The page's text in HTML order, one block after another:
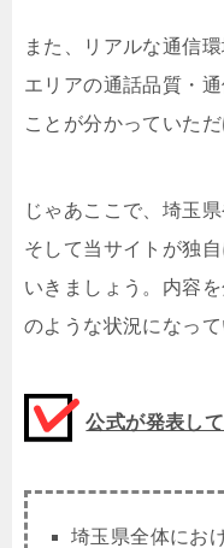
また、リアルな通信
エリアの通話品質・
ことが分かっていただ
じゃあここで、埼玉
そして当サイトが独
いきましょう。内容
のような状況になって
公式が発表し
埼玉県全体にお